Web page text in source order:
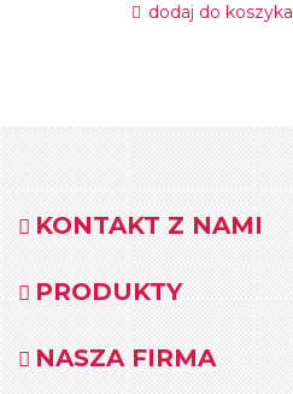
dodaj do koszyka
KONTAKT Z NAMI
PRODUKTY
NASZA FIRMA